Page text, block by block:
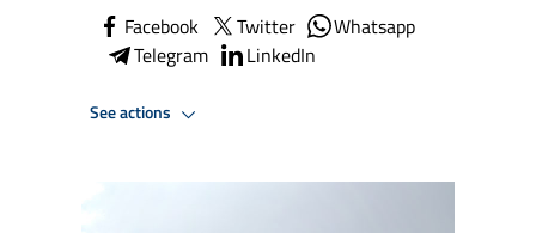
Facebook Twitter
Whatsapp
Telegram
LinkedIn
See actions